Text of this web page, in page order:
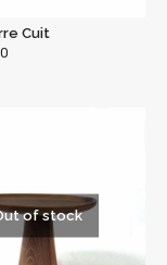
Cuit
of stock